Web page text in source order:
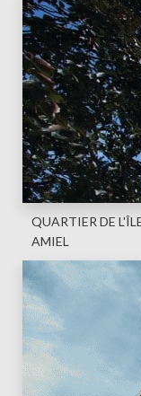
QUARTIER DE
AMIEL